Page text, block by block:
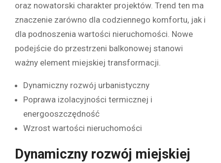
oraz nowatorski charakter projektów. Trend ten ma
znaczenie zarówno dla codziennego komfortu, jak i
dla podnoszenia wartości nieruchomości. Nowe
podejście do przestrzeni balkonowej stanowi
ważny element miejskiej transformacji.
Dynamiczny rozwój urbanistyczny
Poprawa izolacyjności termicznej i
energooszczędność
Wzrost wartości nieruchomości
Dynamiczny rozwój miejskiej